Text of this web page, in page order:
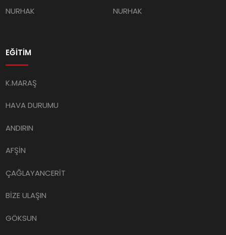
NURHAK NURHAK
EĞİTİM
K.MARAŞ
HAVA DURUMU
ANDIRIN
AFŞİN
ÇAĞLAYANCERİT
BİZE ULAŞIN
GÖKSUN